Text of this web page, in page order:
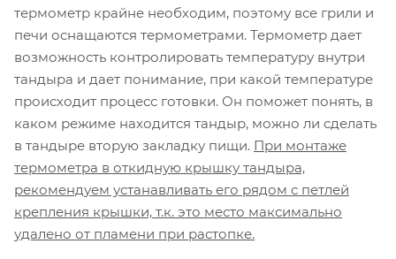
термометр крайне необходим, поэтому все грили и
печи оснащаются термометрами. Термометр дает
возможность контролировать температуру внутри
тандыра и дает понимание, при какой температуре
происходит процесс готовки. Он поможет понять, в
каком режиме находится тандыр, можно ли сделать
в тандыре вторую закладку пищи. При монтаже
термометра в откидную крышку тандыра,
рекомендуем устанавливать его рядом с петлей
крепления крышки, т.к. это место максимально
удалено от пламени при растопке.